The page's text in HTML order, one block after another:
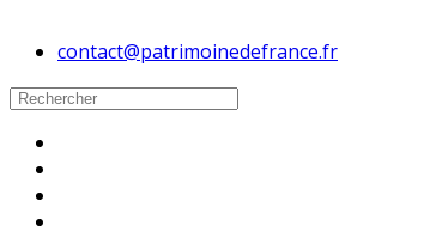
contact@patrimoinedefrance.fr